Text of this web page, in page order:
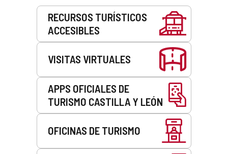
RECURSOS TURÍSTICOS
ACCESIBLES
VISITAS VIRTUALES
APPS OFICIALES DE
TURISMO CASTILLA Y LEÓN
OFICINAS DE TURISMO